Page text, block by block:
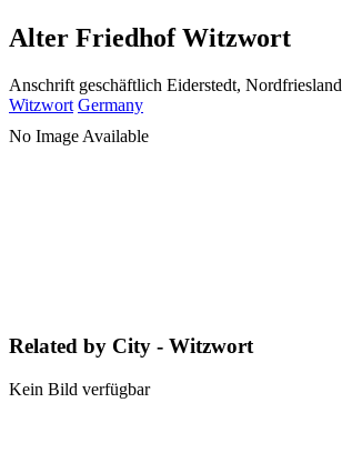
Alter Friedhof Witzwort
Anschrift geschäftlich Eiderstedt, Nordfriesland
Witzwort Germany
No Image Available
Related by City - Witzwort
Kein Bild verfügbar